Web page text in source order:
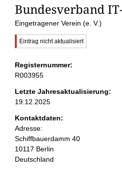
S
e
i
t
e
n
i
Bundesverband
Eingetragener Verein (e. V.)
W
i
h
t
g
e
H
i
n
w
e
Eintrag nicht aktualisiert
Registernummer:
R003955
Letzte Jahresaktualisierung:
19.12.2025
Kontaktdaten:
Adresse:
Schiffbauerdamm 40
10117 Berlin
Deutschland